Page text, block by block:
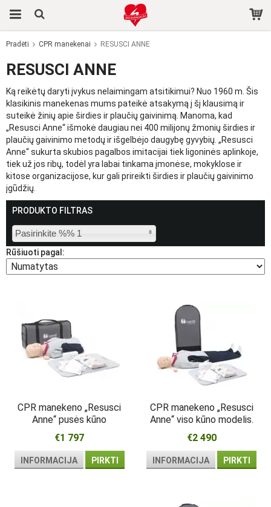
Pradėti CPR manekenai RESUSCI ANNE
RESUSCI ANNE
Ką reikėtų daryti įvykus nelaimingam atsitikimui? Nuo 1960 m. Šis
klasikinis manekenas mums pateikė atsakymą į šį klausimą ir
suteikė žinių apie širdies ir plaučių gaivinimą. Manoma, kad
„Resusci Anne“ išmokė daugiau nei 400 milijonų žmonių širdies ir
plaučių gaivinimo metodų ir išgelbėjo daugybę gyvybių. „Resusci
Anne“ sukurta skubios pagalbos imitacijai tiek ligoninės aplinkoje,
tiek už jos ribų, todėl yra labai tinkama įmonėse, mokyklose ir
kitose organizacijose, kur gali prireikti širdies ir plaučių gaivinimo
įgūdžių.
PRODUKTO FILTRAS
Pasirinkite %% 1
Rūšiuoti pagal:
CPR manekeno „Resusci
Anne“ pusės kūno
modelis. Be latekso
€1 797
INFORMACIJA PIRKTI
CPR manekeno „Resusci
Anne“ viso kūno modelis.
Be latekso
€2 490
INFORMACIJA PIRKTI